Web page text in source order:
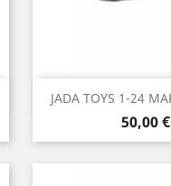
JADA TOYS 1-24
Precio
50,00 €
Vista